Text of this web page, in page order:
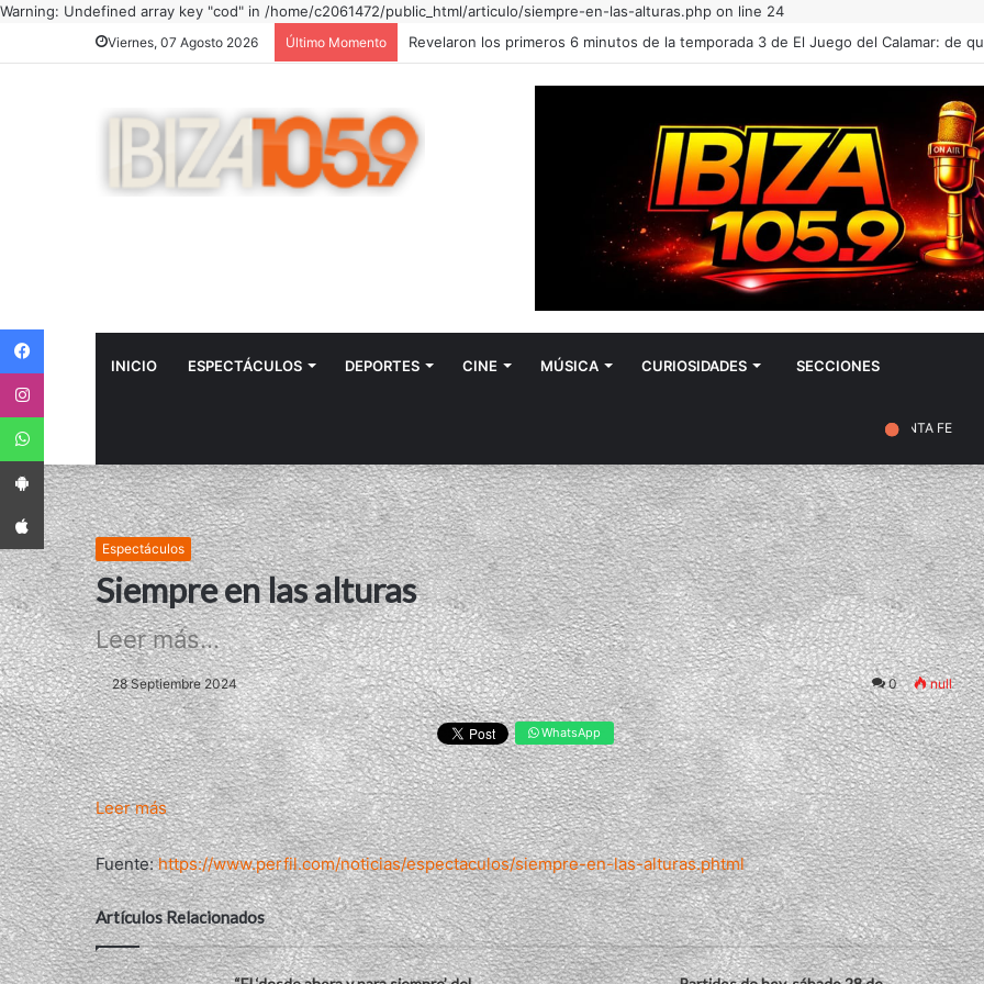
Warning: Undefined array key "cod" in /home/c2061472/public_html/articulo/siempre-en-las-alturas.php on line 24
Viernes, 07 Agosto 2026 Último Momento
INICIO ESPECTÁCULOS DEPORTES CINE MÚSICA CURIOSIDADES SECCIONES
Espectáculos
Siempre en las alturas
Leer más...
28 Septiembre 2024 0 null
WhatsApp
Leer más
Fuente:https://www.perfil.com/noticias/espectaculos/siempre-en-las-alturas.phtml
Artículos Relacionados
Facebook
App Android
App iPhone